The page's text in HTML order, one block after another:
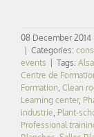
08 December 2014
Categories:
events
Tags:
Centre de
Formation, Clean
Learning center,
industrie, Plant-
Professional